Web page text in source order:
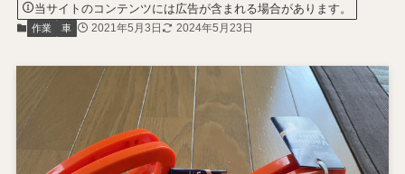
当サイトのコンテンツには広告が含まれる場合があります。
作業 車 2021年5月3日 2024年5月23日